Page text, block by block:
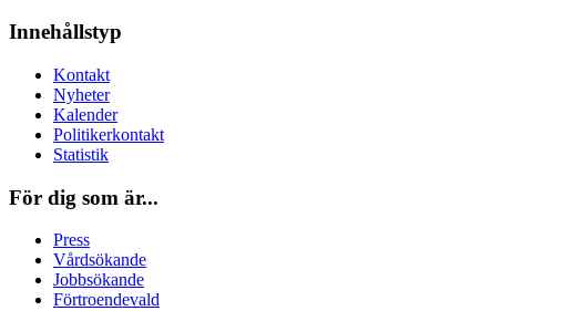
Innehållstyp
Kontakt
Nyheter
Kalender
Politikerkontakt
Statistik
För dig som är...
Press
Vårdsökande
Jobbsökande
Förtroendevald